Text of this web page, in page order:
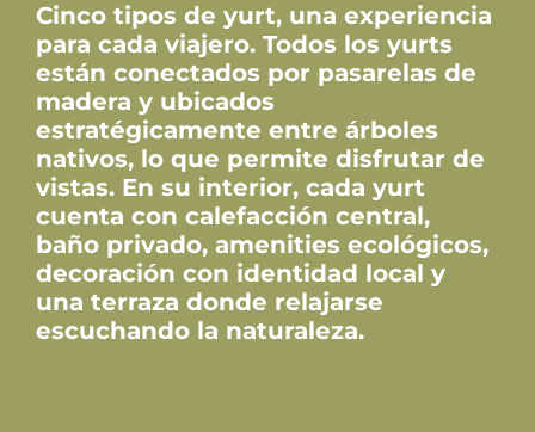
Cinco tipos de yurt, una experiencia
para cada viajero. Todos los yurts
están conectados por pasarelas de
madera y ubicados
estratégicamente entre árboles
nativos, lo que permite disfrutar de
vistas. En su interior, cada yurt
cuenta con calefacción central,
baño privado, amenities ecológicos,
decoración con identidad local y
una terraza donde relajarse
escuchando la naturaleza.